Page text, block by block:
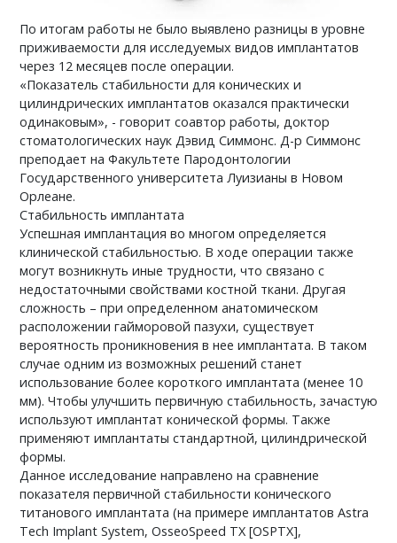
По итогам работы не было выявлено разницы в уровне
приживаемости для исследуемых видов имплантатов
через 12 месяцев после операции.
«Показатель стабильности для конических и
цилиндрических имплантатов оказался практически
одинаковым», - говорит соавтор работы, доктор
стоматологических наук Дэвид Симмонс. Д-р Симмонс
преподает на Факультете Пародонтологии
Государственного университета Луизианы в Новом
Орлеане.
Стабильность имплантата
Успешная имплантация во многом определяется
клинической стабильностью. В ходе операции также
могут возникнуть иные трудности, что связано с
недостаточными свойствами костной ткани. Другая
сложность – при определенном анатомическом
расположении гайморовой пазухи, существует
вероятность проникновения в нее имплантата. В таком
случае одним из возможных решений станет
использование более короткого имплантата (менее 10
мм). Чтобы улучшить первичную стабильность, зачастую
используют имплантат конической формы. Также
применяют имплантаты стандартной, цилиндрической
формы.
Данное исследование направлено на сравнение
показателя первичной стабильности конического
титанового имплантата (на примере имплантатов Astra
Tech Implant System, OsseoSpeed TX [OSPTX],